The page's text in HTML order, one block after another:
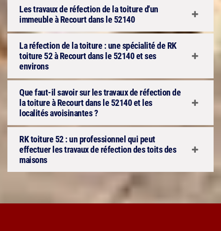
Les travaux de réfection de la toiture d'un
immeuble à Recourt dans le 52140
La réfection de la toiture : une spécialité de RK
toiture 52 à Recourt dans le 52140 et ses
environs
Que faut-il savoir sur les travaux de réfection de
la toiture à Recourt dans le 52140 et les
localités avoisinantes ?
RK toiture 52 : un professionnel qui peut
effectuer les travaux de réfection des toits des
maisons